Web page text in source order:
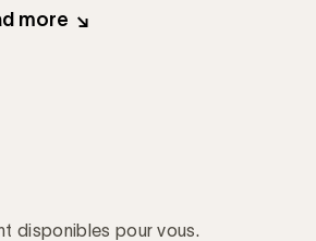
more
disponibles pour vous.